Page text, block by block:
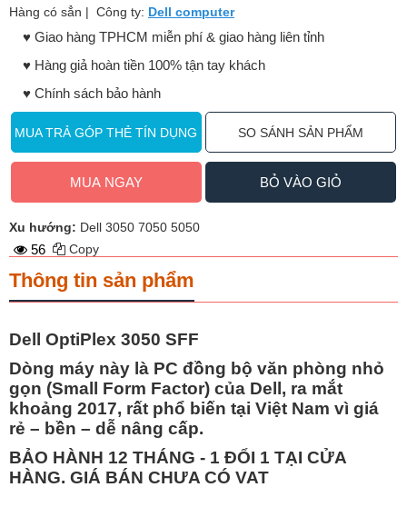
Hàng có sẳn | Công ty: Dell computer
♥️ Giao hàng TPHCM miễn phí & giao hàng liên tỉnh
♥️ Hàng giả hoàn tiền 100% tận tay khách
♥️ Chính sách bảo hành
MUA TRẢ GÓP THẺ TÍN DỤNG SO SÁNH SẢN PHẨM
MUA NGAY BỎ VÀO GIỎ
Xu hướng: Dell 3050 7050 5050
56 Copy
Thông tin sản phẩm
Dell OptiPlex 3050 SFF
Dòng máy này là PC đồng bộ văn phòng nhỏ
gọn (Small Form Factor) của Dell, ra mắt
khoảng 2017, rất phổ biến tại Việt Nam vì giá
rẻ – bền – dễ nâng cấp.
BẢO HÀNH 12 THÁNG - 1 ĐỔI 1 TẠI CỬA
HÀNG. GIÁ BÁN CHƯA CÓ VAT